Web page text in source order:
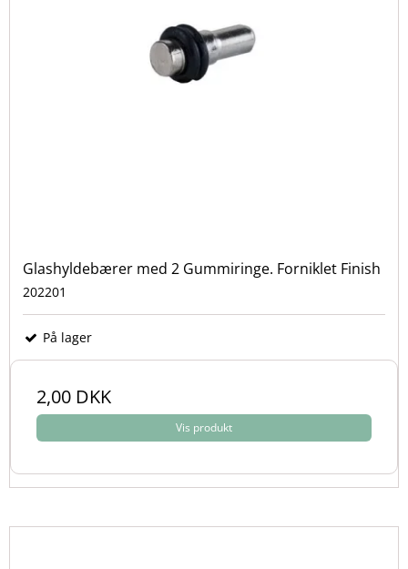
Glashyldebærer med 2 Gummiringe. Forniklet Finish
202201
På lager
2,00 DKK
Vis produkt